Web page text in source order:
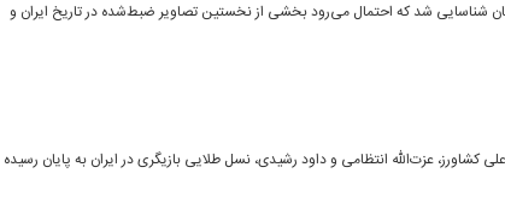
شناسایی شد که احتمال می‌رود بخشی از نخستین تصاویر ضبط‌شده در تاریخ ایران و
کشاورز، عزت‌الله انتظامی و داود رشیدی، نسل طلایی بازیگری در ایران به پایان رسیده